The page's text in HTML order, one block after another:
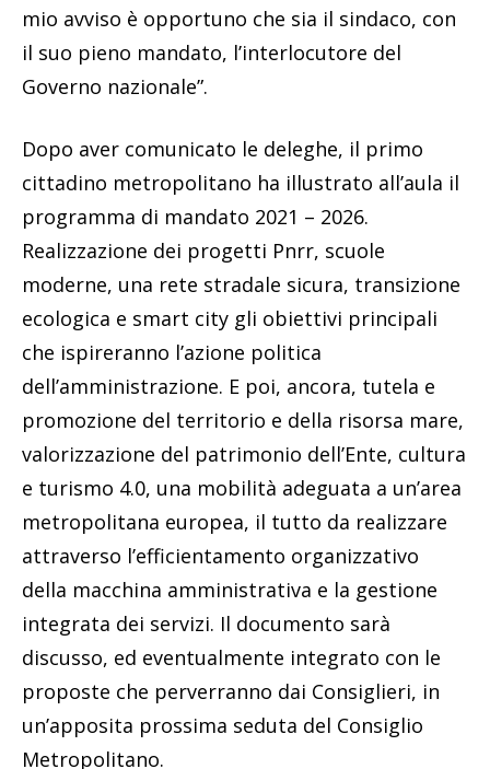
mio avviso è opportuno che sia il sindaco, con
il suo pieno mandato, l’interlocutore del
Governo nazionale”.
Dopo aver comunicato le deleghe, il primo
cittadino metropolitano ha illustrato all’aula il
programma di mandato 2021 – 2026.
Realizzazione dei progetti Pnrr, scuole
moderne, una rete stradale sicura, transizione
ecologica e smart city gli obiettivi principali
che ispireranno l’azione politica
dell’amministrazione. E poi, ancora, tutela e
promozione del territorio e della risorsa mare,
valorizzazione del patrimonio dell’Ente, cultura
e turismo 4.0, una mobilità adeguata a un’area
metropolitana europea, il tutto da realizzare
attraverso l’efficientamento organizzativo
della macchina amministrativa e la gestione
integrata dei servizi. Il documento sarà
discusso, ed eventualmente integrato con le
proposte che perverranno dai Consiglieri, in
un’apposita prossima seduta del Consiglio
Metropolitano.